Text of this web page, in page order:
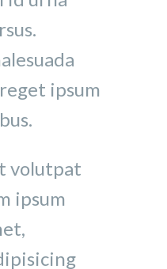
ipsum
volutpat
ipsum